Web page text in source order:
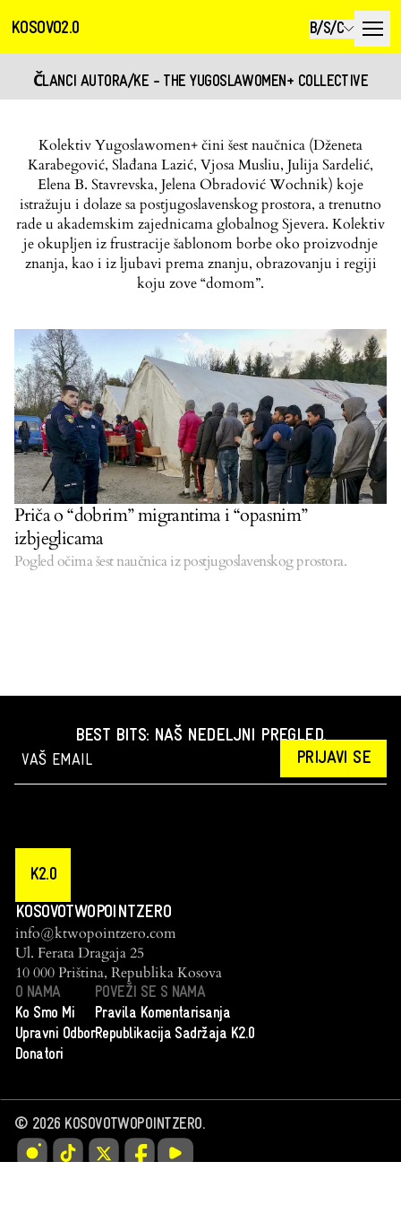
KOSOVO2.0 B/S/C
ČLANCI AUTORA/KE - THE YUGOSLAWOMEN+ COLLECTIVE
Kolektiv Yugoslawomen+ čini šest naučnica (Dženeta
Karabegović, Slađana Lazić, Vjosa Musliu, Julija Sardelić,
Elena B. Stavrevska, Jelena Obradović Wochnik) koje
istražuju i dolaze sa postjugoslavenskog prostora, a trenutno
rade u akademskim zajednicama globalnog Sjevera. Kolektiv
je okupljen iz frustracije šablonom borbe oko proizvodnje
znanja, kao i iz ljubavi prema znanju, obrazovanju i regiji
koju zove “domom”.
Priča o “dobrim” migrantima i “opasnim”
izbjeglicama
Pogled očima šest naučnica iz postjugoslavenskog prostora.
BEST BITS: NAŠ NEDELJNI PREGLED.
PRIJAVI SE
K2.0
KOSOVOTWOPOINTZERO
info@ktwopointzero.com
Ul. Ferata Dragaja 25
10 000 Priština, Republika Kosova
O NAMA
Ko Smo Mi
Upravni Odbor
Donatori
POVEŽI SE S NAMA
Pravila Komentarisanja
Republikacija Sadržaja K2.0
© 2026KOSOVOTWOPOINTZERO.